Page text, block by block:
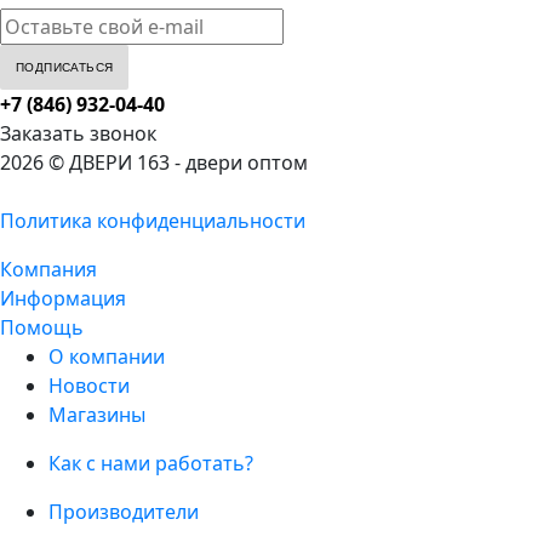
+7 (846) 932-04-40
Заказать звонок
2026 © ДВЕРИ 163 - двери оптом
Политика конфиденциальности
Компания
Информация
Помощь
О компании
Новости
Магазины
Как с нами работать?
Производители